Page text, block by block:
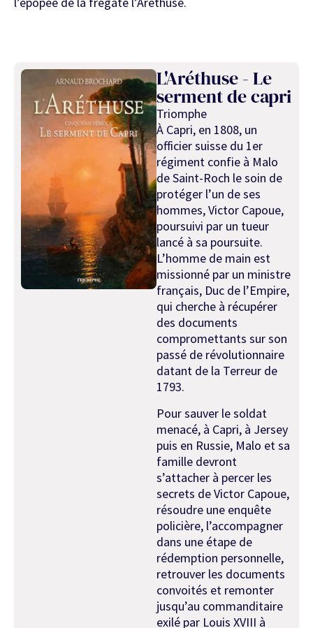
L'Aréthuse - Le
serment de capri
Triomphe
À Capri, en 1808, un
officier suisse du 1er
régiment confie à Malo
de Saint-Roch le soin de
protéger l’un de ses
hommes, Victor Capoue,
poursuivi par un tueur
lancé à sa poursuite.
L’homme de main est
missionné par un ministre
français, Duc de l’Empire,
qui cherche à récupérer
des documents
compromettants sur son
passé de révolutionnaire
datant de la Terreur de
1793.
Pour sauver le soldat
menacé, à Capri, à Jersey
puis en Russie, Malo et sa
famille devront
s’attacher à percer les
secrets de Victor Capoue,
résoudre une enquête
policière, l’accompagner
dans une étape de
rédemption personnelle,
retrouver les documents
convoités et remonter
jusqu’au commanditaire
exilé par Louis XVIII à